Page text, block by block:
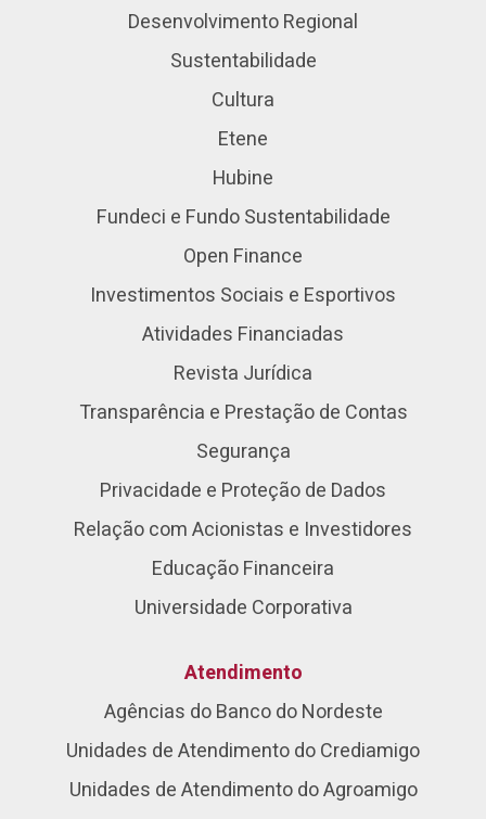
Desenvolvimento Regional
Sustentabilidade
Cultura
Etene
Hubine
Fundeci e Fundo Sustentabilidade
Open Finance
Investimentos Sociais e Esportivos
Atividades Financiadas
Revista Jurídica
Transparência e Prestação de Contas
Segurança
Privacidade e Proteção de Dados
Relação com Acionistas e Investidores
Educação Financeira
Universidade Corporativa
Atendimento
Agências do Banco do Nordeste
Unidades de Atendimento do Crediamigo
Unidades de Atendimento do Agroamigo